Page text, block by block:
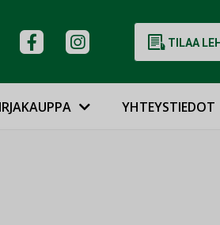
TILAA
YHTEYSTIEDOT